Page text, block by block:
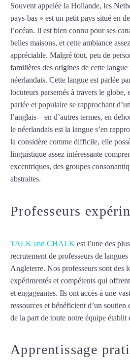
Souvent appelée la Hollande, les
pays-bas » est un petit pays situé en
l’océan. Il est bien connu pour ses
belles maisons, et cette ambiance
appréciable. Malgré tout, peu de
familières des origines de cette langue
néerlandais. Cette langue est parlée
locuteurs parsemés à travers le globe,
parlée et populaire se rapprochant
l’anglais – en d’autres termes, en
le néerlandais est la langue s’en
la considère comme difficile, elle
linguistique assez intéressante
excentriques, des groupes
abstraites.
Professeurs
TALK and CHALK est l’une des
recrutement de professeurs de
Angleterre. Nos professeurs sont des
expérimentés et compétents qui
et engageantes. Ils ont accès à une
ressources et bénéficient d’un
de la part de toute notre équipe établit
Apprentissage